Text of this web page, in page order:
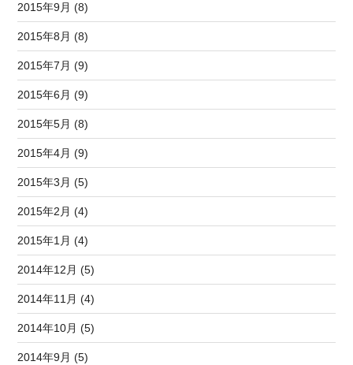
2015年9月 (8)
2015年8月 (8)
2015年7月 (9)
2015年6月 (9)
2015年5月 (8)
2015年4月 (9)
2015年3月 (5)
2015年2月 (4)
2015年1月 (4)
2014年12月 (5)
2014年11月 (4)
2014年10月 (5)
2014年9月 (5)